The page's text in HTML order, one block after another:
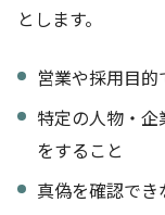
とします。
営業や採用目
特定の人物・
をすること
真偽を確認で